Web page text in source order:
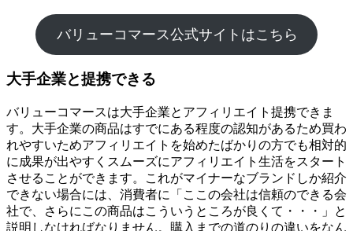
バリューコマース公式サイトはこちら
大手企業と提携できる
バリューコマースは大手企業とアフィリエイト提携できま
す。大手企業の商品はすでにある程度の認知があるため買わ
れやすいためアフィリエイトを始めたばかりの方でも相対的
に成果が出やすくスムーズにアフィリエイト生活をスタート
させることができます。これがマイナーなブランドしか紹介
できない場合には、消費者に「ここの会社は信頼のできる会
社で、さらにこの商品はこういうところが良くて・・・」と
説明しなければなりません。購入までの道のりの違いをなん